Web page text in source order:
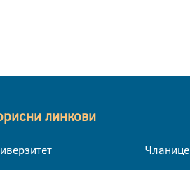
линкови
Чланице